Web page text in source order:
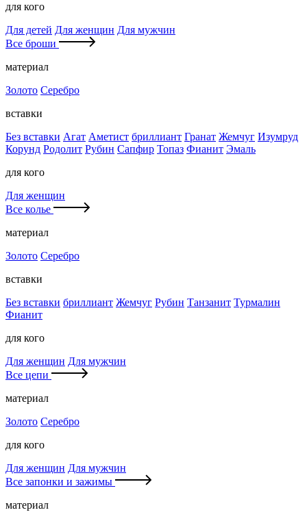
для кого
Для детей Для женщин Для мужчин
Все броши
материал
Золото Серебро
вставки
Без вставки Агат Аметист бриллиант Гранат Жемчуг Изумруд
Корунд Родолит Рубин Сапфир Топаз Фианит Эмаль
для кого
Для женщин
Все колье
материал
Золото Серебро
вставки
Без вставки бриллиант Жемчуг Рубин Танзанит Турмалин
Фианит
для кого
Для женщин Для мужчин
Все цепи
материал
Золото Серебро
для кого
Для женщин Для мужчин
Все запонки и зажимы
материал